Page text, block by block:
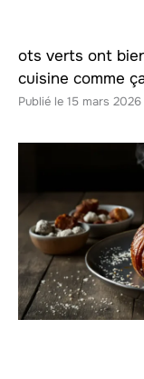
ots verts ont
cuisine comme
15 mars 2026